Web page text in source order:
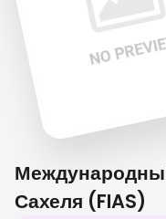
Сахеля (FIAS)